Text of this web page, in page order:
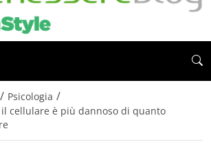
/ Psicologia /
cellulare è più dannoso di quanto